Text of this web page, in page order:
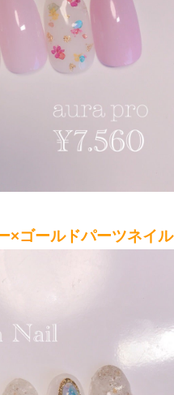
×ゴールドパーツネイル